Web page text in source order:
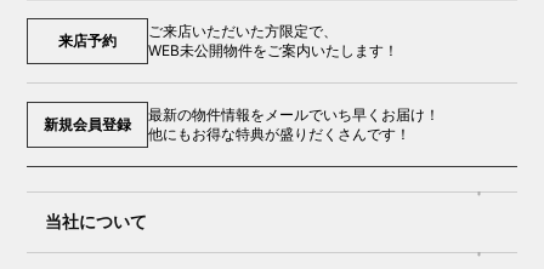
来店予約
ご来店いただいた方限定で、
WEB未公開物件をご案内いたします！
新規会員登録
最新の物件情報をメールでいち早くお届け！
他にもお得な特典が盛りだくさんです！
当社について